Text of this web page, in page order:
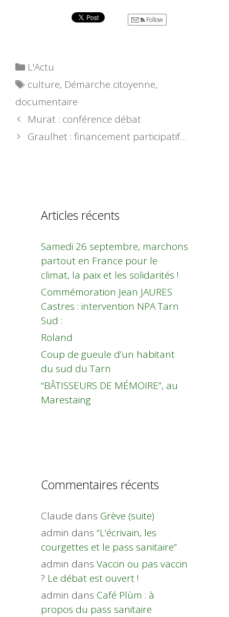
Follow
Catégories
L'Actu
Étiquettes
culture, Démarche citoyenne,
documentaire
Murat : conférence débat
Graulhet : financement participatif…
Articles récents
Samedi 26 septembre, marchons
partout en France pour le
climat, la paix et les solidarités !
Commémoration Jean JAURES
Castres : intervention NPA Tarn
Sud :
Roland
Coup de gueule d’un habitant
du sud du Tarn
“BÂTISSEURS DE MÉMOIRE”, au
Marestaing
Commentaires récents
Claude dans Grève (suite)
admin dans “L’écrivain, les
courgettes et le pass sanitaire”
admin dans Vaccin ou pas vaccin
? Le débat est ouvert !
admin dans Café Plùm : à
propos du pass sanitaire